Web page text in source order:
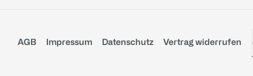
AGB Impressum Datenschutz Vertrag widerrufen